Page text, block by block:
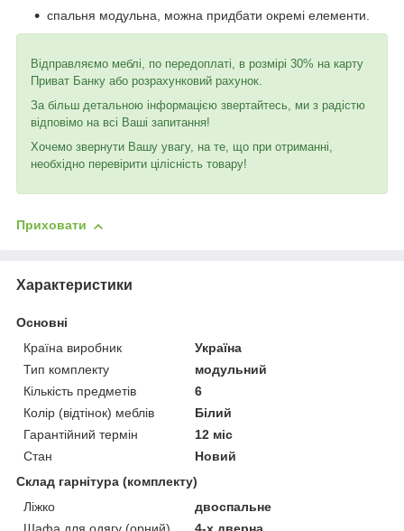
спальня модульна, можна придбати окремі елементи.
Відправляємо меблі, по передоплаті, в розмірі 30% на карту
Приват Банку або розрахунковий рахунок.
За більш детальною інформацією звертайтесь, ми з радістю
відповімо на всі Ваші запитання!
Хочемо звернути Вашу увагу, на те, що при отриманні,
необхідно перевірити цілісність товару!
Приховати
Характеристики
Основні
Країна виробник
Україна
Тип комплекту
модульний
Кількість предметів
6
Колір (відтінок) меблів
Білий
Гарантійний термін
12 міс
Стан
Новий
Склад гарнітура (комплекту)
Ліжко
двоспальне
Шафа для одягу (орний)
4-х дверна